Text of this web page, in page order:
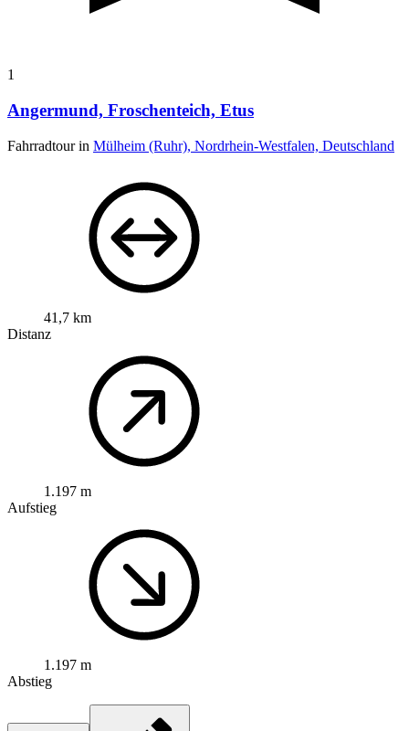
1
Angermund, Froschenteich, Etus
Fahrradtour in Mülheim (Ruhr), Nordrhein-Westfalen, Deutschland
41,7 km
Distanz
1.197 m
Aufstieg
1.197 m
Abstieg